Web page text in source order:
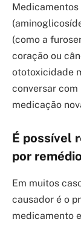
(como a
coração ou
ototoxicidade
conversar com
medicação
É possível
por
Em muitos
causador é o
medicamento